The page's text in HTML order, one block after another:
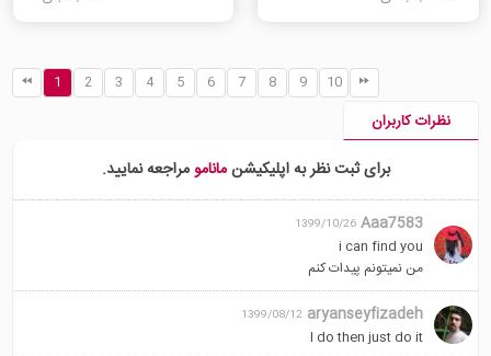
1 2 3 4 5 6 7 8 9 10
نظرات کاربران
برای ثبت نظر به اپلیکیشنمانامومراجعه نمایید.
Aaa7583
1399/10/26
i can find you
من نمیتونم پیدات کنم
aryanseyfizadeh
1399/08/12
l do then just do it